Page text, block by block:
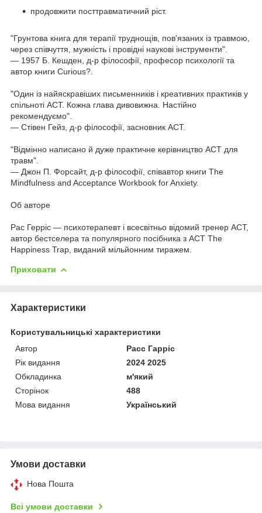
продовжити посттравматичний ріст.
"Грунтова книга для терапії труднощів, пов'язаних із травмою,
через співчуття, мужність і провідні наукові інструменти".
— 1957 Б. Кешден, д-р філософії, професор психології та
автор книги Curious?.
"Один із найяскравіших письменників і креативних практиків у
спільноті ACT. Кожна глава дивовижна. Настійно
рекомендуємо".
— Стівен Гейз, д-р філософії, засновник ACT.
"Відмінно написано й дуже практичне керівництво ACT для
травм".
— Джон П. Форсайт, д-р філософії, співавтор книги The
Mindfulness and Acceptance Workbook for Anxiety.
Об авторе
Рас Герріс — психотерапевт і всесвітньо відомий тренер ACT,
автор бестселера та популярного посібника з ACT The
Happiness Trap, виданий мільйонним тиражем.
Приховати
Характеристики
Користувальницькі характеристики
Автор
Расс Гарріс
Рік видання
2024 2025
Обкладинка
м'який
Сторінок
488
Мова видання
Український
Умови доставки
Нова Пошта
Всі умови доставки